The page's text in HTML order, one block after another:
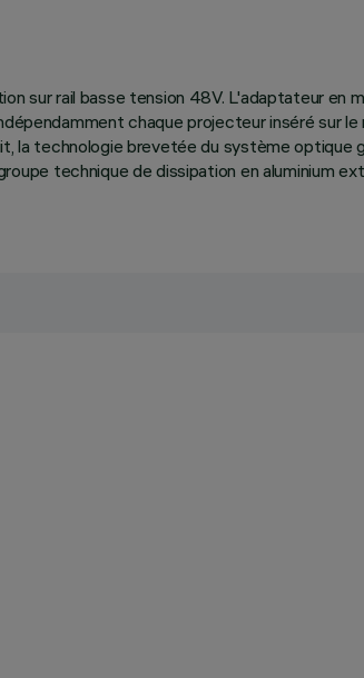
sur rail basse tension 48V. L'adaptateur en
chaque projecteur inséré sur
la technologie brevetée du système
technique de dissipation en aluminium